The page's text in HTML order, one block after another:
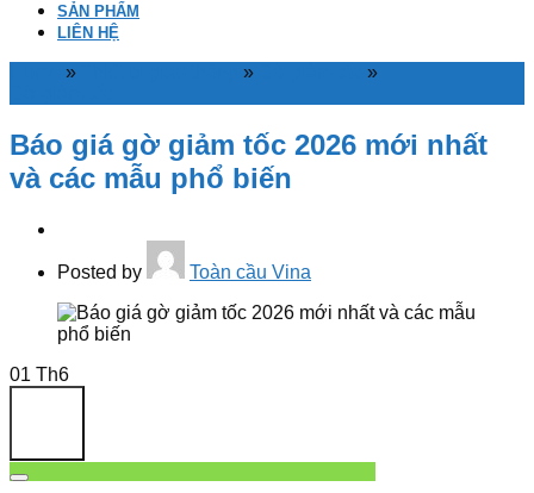
SẢN PHẨM
LIÊN HỆ
» »
»
Báo giá gờ giảm tốc 2026 mới nhất
và các mẫu phổ biến
Posted by Toàn cầu Vina
01 Th6